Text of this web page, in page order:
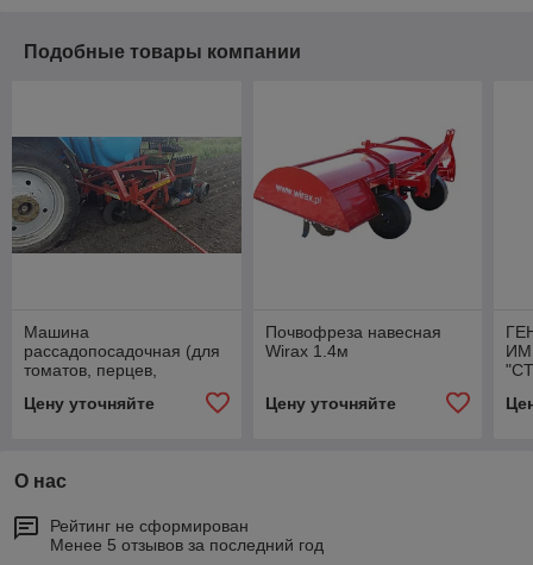
Подобные товары компании
Машина
рассадопосадочная (для
томатов, перцев,
(универсальная)
Цену уточняйте
Почвофреза навесная
Wirax 1.4м
Цену уточняйте
О нас
Рейтинг не сформирован
Менее 5 отзывов за последний год